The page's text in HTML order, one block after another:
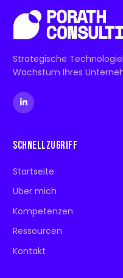
Strategische
Wachstum Ihres
Schnellzugriff
Startseite
Über mich
Kompetenzen
Ressourcen
Kontakt